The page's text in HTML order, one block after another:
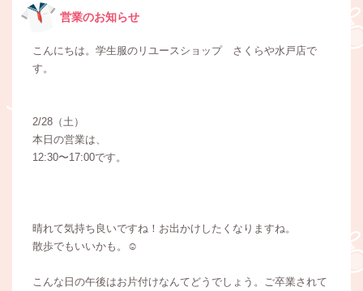
営業のお知らせ
こんにちは。学生服のリユースショップ さくらや水戸店で
す。
2/28（土）
本日の営業は、
12:30〜17:00です。
晴れて気持ち良いですね！お出かけしたくなりますね。
散歩でもいいかも。☺️
こんな日の午後はお片付けなんてどうでしょう。ご卒業されて